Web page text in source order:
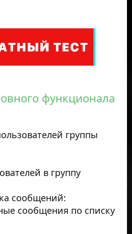
функционала
группы
в группу
сообщений:
сообщения по списку